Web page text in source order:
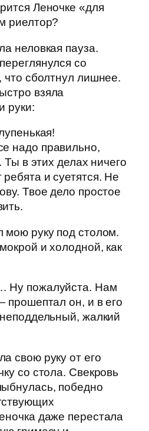
Леночке «для
риелтор?
неловкая пауза.
со
что сболтнул лишнее.
взяла
руки:
надо правильно,
Ты в этих делах ничего
и суетятся. Не
Твое дело простое
мою руку под столом.
и холодной, как
пожалуйста. Нам
прошептал он, и в его
жалкий
свою руку от его
со стола. Свекровь
победно
даже перестала